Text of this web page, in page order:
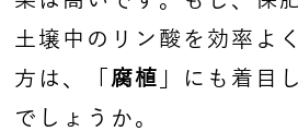
土壌中のリン酸を効率よ
方は、「 腐植
」にも着目
でしょうか。